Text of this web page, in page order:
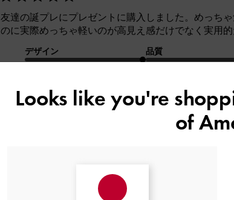
友達の誕プレにプレゼントに購入しました。めっち
のに実際めっちゃ軽いのが高見え感だけでなく実用的
デザイン 品質
Looks like you're
of